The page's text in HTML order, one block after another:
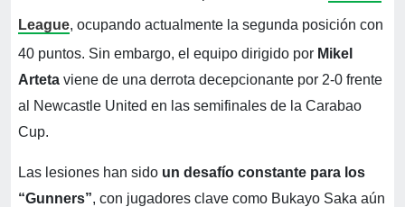
League, ocupando actualmente la segunda posición con
40 puntos. Sin embargo, el equipo dirigido por Mikel
Arteta viene de una derrota decepcionante por 2-0 frente
al Newcastle United en las semifinales de la Carabao
Cup.
Las lesiones han sido un desafío constante para los
“Gunners”, con jugadores clave como Bukayo Saka aún